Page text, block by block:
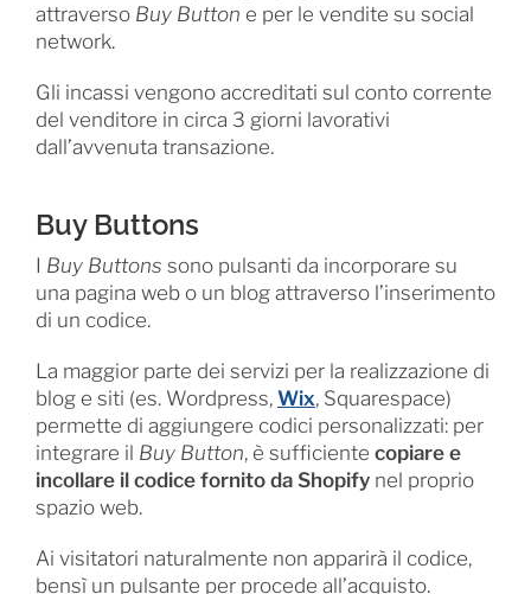
attraverso Buy Button e per le vendite su social
network.
Gli incassi vengono accreditati sul conto corrente
del venditore in circa 3 giorni lavorativi
dall’avvenuta transazione.
Buy Buttons
I Buy Buttons sono pulsanti da incorporare su
una pagina web o un blog attraverso l’inserimento
di un codice.
La maggior parte dei servizi per la realizzazione di
blog e siti (es. Wordpress, Wix, Squarespace)
permette di aggiungere codici personalizzati: per
integrare il Buy Button, è sufficiente copiare e
incollare il codice fornito da Shopifynel proprio
spazio web.
Ai visitatori naturalmente non apparirà il codice,
bensì un pulsante per procede all’acquisto.